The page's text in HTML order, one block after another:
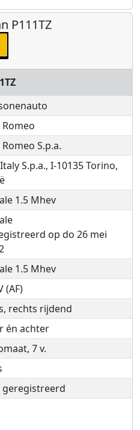
P111TZ
S.p.a.
S.p.a., I-10135 Torino,
1.5 Mhev
op do 26 mei
1.5 Mhev
(AF)
rechts rijdend
én achter
7 v.
geregistreerd